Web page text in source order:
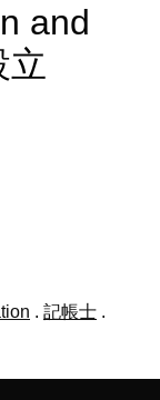
and
立
. 記帳士 .